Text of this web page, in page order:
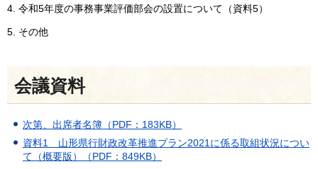
4. 令和5年度の事務事業評価部会の設置について（資料5）
5. その他
会議資料
次第、出席者名簿（PDF：183KB）
資料1 山形県行財政改革推進プラン2021に係る取組状況につい
て（概要版）（PDF：849KB）